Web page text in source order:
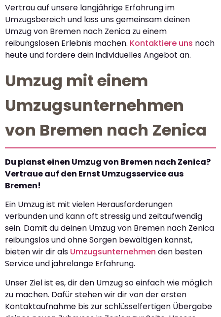
Vertrau auf unsere langjährige Erfahrung im
Umzugsbereich und lass uns gemeinsam deinen
Umzug von Bremen nach Zenica zu einem
reibungslosen Erlebnis machen. Kontaktiere uns noch
heute und fordere dein individuelles Angebot an.
Umzug mit einem
Umzugsunternehmen
von Bremen nach Zenica
Du planst einen Umzug von Bremen nach Zenica?
Vertraue auf den Ernst Umzugsservice aus
Bremen!
Ein Umzug ist mit vielen Herausforderungen
verbunden und kann oft stressig und zeitaufwendig
sein. Damit du deinen Umzug von Bremen nach Zenica
reibungslos und ohne Sorgen bewältigen kannst,
bieten wir dir als Umzugsunternehmen den besten
Service und jahrelange Erfahrung.
Unser Ziel ist es, dir den Umzug so einfach wie möglich
zu machen. Dafür stehen wir dir von der ersten
Kontaktaufnahme bis zur schlüsselfertigen Übergabe